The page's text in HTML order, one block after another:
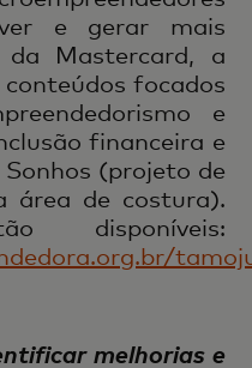
e gerar mais
Mastercard, a
focados
e
financeira e
Sonhos (projeto de
área de costura).
disponíveis:
melhorias e